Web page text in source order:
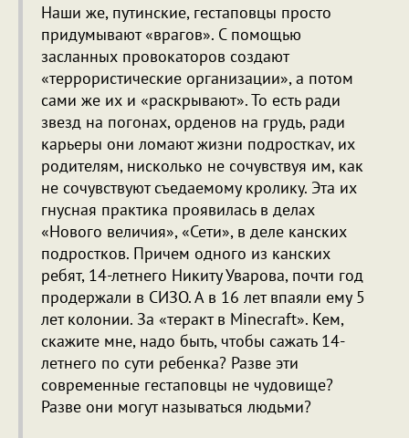
Наши же, путинские, гестаповцы просто
придумывают «врагов». С помощью
засланных провокаторов создают
«террористические организации», а потом
сами же их и «раскрывают». То есть ради
звезд на погонах, орденов на грудь, ради
карьеры они ломают жизни подросткаv, их
родителям, нисколько не сочувствуя им, как
не сочувствуют съедаемому кролику. Эта их
гнусная практика проявилась в делах
«Нового величия», «Сети», в деле канских
подростков. Причем одного из канских
ребят, 14-летнего Никиту Уварова, почти год
продержали в СИЗО. А в 16 лет впаяли ему 5
лет колонии. За «теракт в Minecraft». Кем,
скажите мне, надо быть, чтобы сажать 14-
летнего по сути ребенка? Разве эти
современные гестаповцы не чудовище?
Разве они могут называться людьми?